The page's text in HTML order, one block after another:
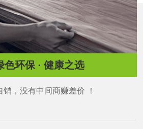
色环保 · 健康之选
，没有中间商赚差价 ！